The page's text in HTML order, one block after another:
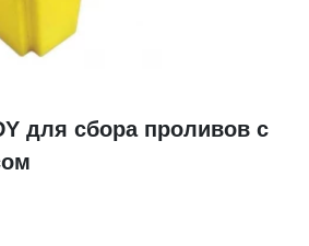
для сбора проливов с